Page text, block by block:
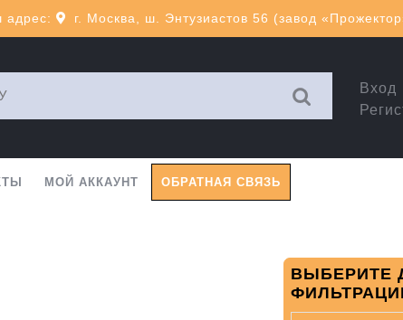
адрес: г. Москва, ш. Энтузиастов 56 (завод
МОЙ АККАУНТ ОБРАТНАЯ СВЯЗЬ
ВЫБЕРИТЕ